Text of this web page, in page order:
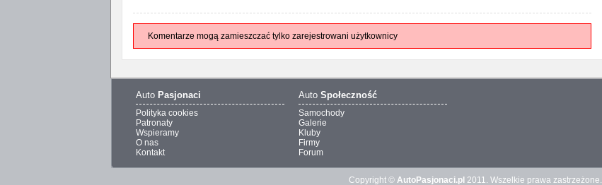
Komentarze mogą zamieszczać tylko zarejestrowani użytkownicy
Auto Pasjonaci
Polityka cookies
Patronaty
Wspieramy
O nas
Kontakt
Auto Społeczność
Samochody
Galerie
Kluby
Firmy
Forum
Copyright © AutoPasjonaci.pl 2011. Wszelkie prawa zastrzeżone.